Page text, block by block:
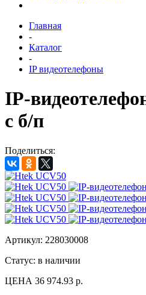
Главная
-
Каталог
-
IP видеотелефоны
IP-
с б/п
Поделиться:
Артикул: 228030008
Статус: в наличии
ЦЕНА 36 974.93 р.